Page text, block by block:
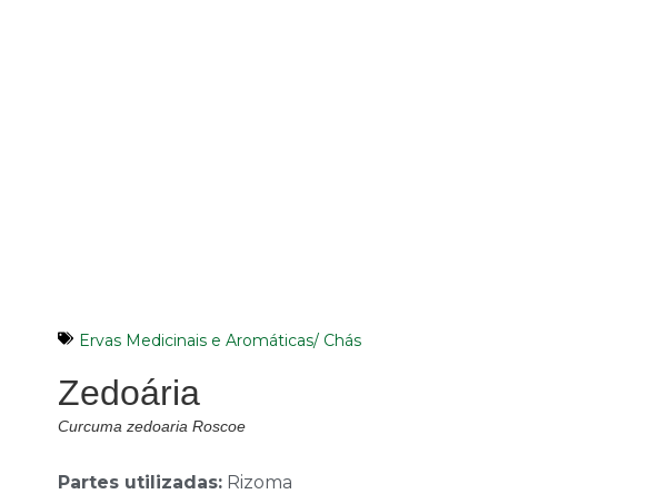
Ervas Medicinais e Aromáticas/ Chás
Zedoária
Curcuma zedoaria Roscoe
Partes utilizadas: Rizoma